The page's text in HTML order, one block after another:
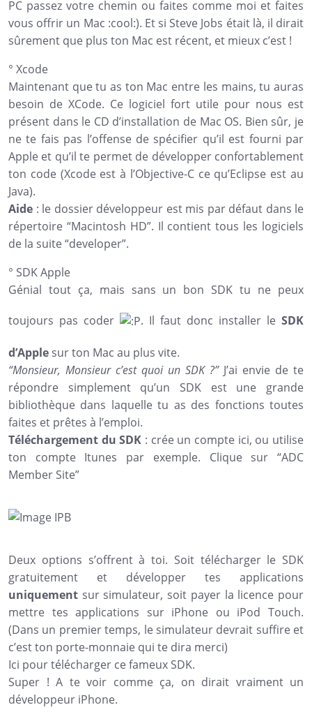
PC passez votre chemin ou faites comme moi et faites
vous offrir un Mac :cool:). Et si Steve Jobs était là, il dirait
sûrement que plus ton Mac est récent, et mieux c’est !
° Xcode
Maintenant que tu as ton Mac entre les mains, tu auras
besoin de XCode. Ce logiciel fort utile pour nous est
présent dans le CD d’installation de Mac OS. Bien sûr, je
ne te fais pas l’offense de spécifier qu’il est fourni par
Apple et qu’il te permet de développer confortablement
ton code (Xcode est à l’Objective-C ce qu’Eclipse est au
Java).
Aide : le dossier développeur est mis par défaut dans le
répertoire “Macintosh HD”. Il contient tous les logiciels
de la suite “developer”.
° SDK Apple
Génial tout ça, mais sans un bon SDK tu ne peux
toujours pas coder
. Il faut donc installer le SDK
d’Apple sur ton Mac au plus vite.
“Monsieur, Monsieur c’est quoi un SDK ?”J’ai envie de te
répondre simplement qu’un SDK est une grande
bibliothèque dans laquelle tu as des fonctions toutes
faites et prêtes à l’emploi.
Téléchargement du SDK : crée un compte ici, ou utilise
ton compte Itunes par exemple. Clique sur “ADC
Member Site”
Deux options s’offrent à toi. Soit télécharger le SDK
gratuitement et développer tes applications
uniquement sur simulateur, soit payer la licence pour
mettre tes applications sur iPhone ou iPod Touch.
(Dans un premier temps, le simulateur devrait suffire et
c’est ton porte-monnaie qui te dira merci)
Ici pour télécharger ce fameux SDK.
Super ! A te voir comme ça, on dirait vraiment un
développeur iPhone.